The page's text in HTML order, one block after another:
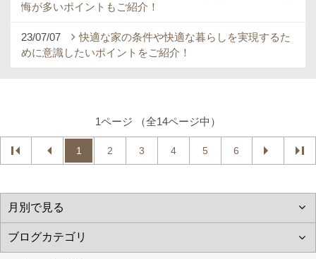
悔が多いポイントもご紹介！
23/07/07
快適な家の条件や快適な暮らしを実現するた
めに意識したいポイントをご紹介！
1ページ （全14ページ中）
1 2 3 4 5 6